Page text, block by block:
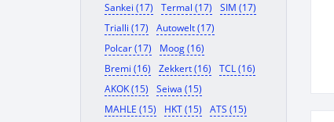
Sankei (17)
Termal (17)
SIM (17)
Trialli (17)
Autowelt (17)
Polcar (17)
Moog (16)
Bremi (16)
Zekkert (16)
TCL (16)
AKOK (15)
Seiwa (15)
MAHLE (15)
HKT (15)
ATS (15)